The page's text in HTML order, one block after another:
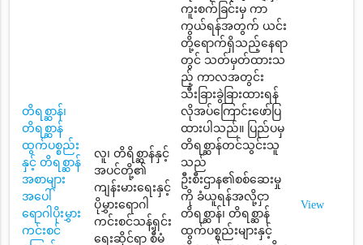
တိရစ္ဆာန်၊
တိရစ္ဆာန်
ထွက်ပစ္စည်း
နှင့် တိရစ္ဆာန်
အစာများ
အပေါ်
ရောဂါပိုးမွှား
ကင်းစင်
လူ၊ တိရိစ္ဆာန်နှင့်
အပင်တို့၏
ကျန်းမားရေးနှင့်
ပိုမွှားရောဂါ
ကင်းစင်သန့်ရှင်း
ရေးဆိုင်ရာ စီမံ
ကူးစက်ခြင်းမှ ကာ
ကွယ်ရန်အတွက် ယင်း
တို့ရောက်ရှိသည့်နေရာ
တွင် သတ်မှတ်ထားသ
ည့် ကာလအတွင်း
သီးခြားခွဲခြားထားရန်
လိုအပ်ကြောင်းဖော်ပြ
ထားပါသည်။ ပြည်ပမှ
တိရစ္ဆာန်တင်သွင်းသူ
သည်
ဦးစီးဌာန၏စစ်ဆေးမှု
ကို ခံယူရန်အလို့ငှာ
တိရစ္ဆာန်၊ တိရစ္ဆာန်
ထွက်ပစ္စည်းများနှင့်
View